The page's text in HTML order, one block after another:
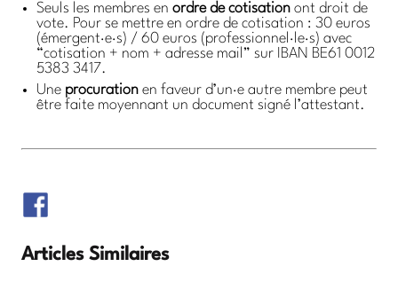
Seuls les membres en ordre de cotisation ont droit de
vote. Pour se mettre en ordre de cotisation : 30 euros
(émergent·e·s) / 60 euros (professionnel·le·s) avec
“cotisation + nom + adresse mail” sur IBAN BE61 0012
5383 3417.
Une procuration en faveur d’un·e autre membre peut
être faite moyennant un document signé l’attestant.
Articles Similaires